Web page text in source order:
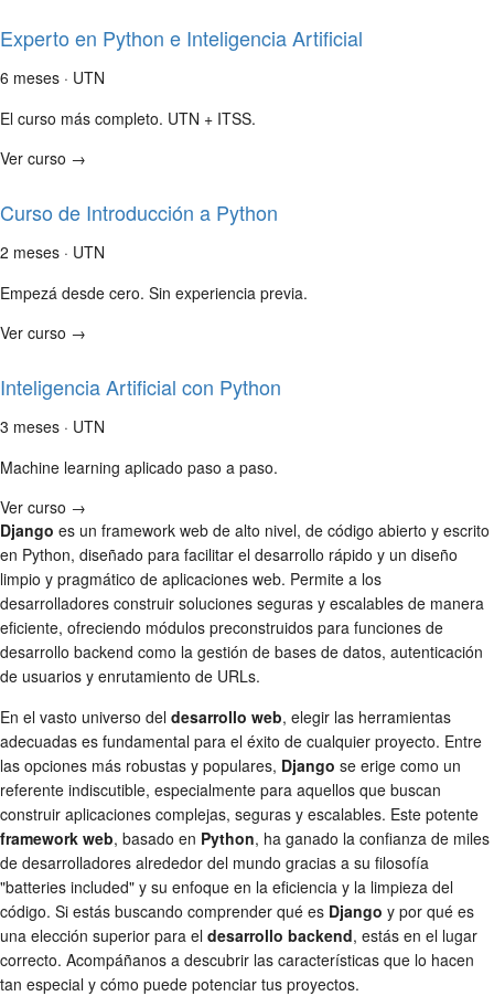
Experto en Python e Inteligencia Artificial
6 meses · UTN
El curso más completo. UTN + ITSS.
Ver curso →
Curso de Introducción a Python
2 meses · UTN
Empezá desde cero. Sin experiencia previa.
Ver curso →
Inteligencia Artificial con Python
3 meses · UTN
Machine learning aplicado paso a paso.
Ver curso →
Django es un framework web de alto nivel, de código abierto y escrito
en Python, diseñado para facilitar el desarrollo rápido y un diseño
limpio y pragmático de aplicaciones web. Permite a los
desarrolladores construir soluciones seguras y escalables de manera
eficiente, ofreciendo módulos preconstruidos para funciones de
desarrollo backend como la gestión de bases de datos, autenticación
de usuarios y enrutamiento de URLs.
En el vasto universo del desarrollo web, elegir las herramientas
adecuadas es fundamental para el éxito de cualquier proyecto. Entre
las opciones más robustas y populares, Django se erige como un
referente indiscutible, especialmente para aquellos que buscan
construir aplicaciones complejas, seguras y escalables. Este potente
framework web, basado en Python, ha ganado la confianza de miles
de desarrolladores alrededor del mundo gracias a su filosofía
"batteries included" y su enfoque en la eficiencia y la limpieza del
código. Si estás buscando comprender qué es Django y por qué es
una elección superior para el desarrollo backend, estás en el lugar
correcto. Acompáñanos a descubrir las características que lo hacen
tan especial y cómo puede potenciar tus proyectos.